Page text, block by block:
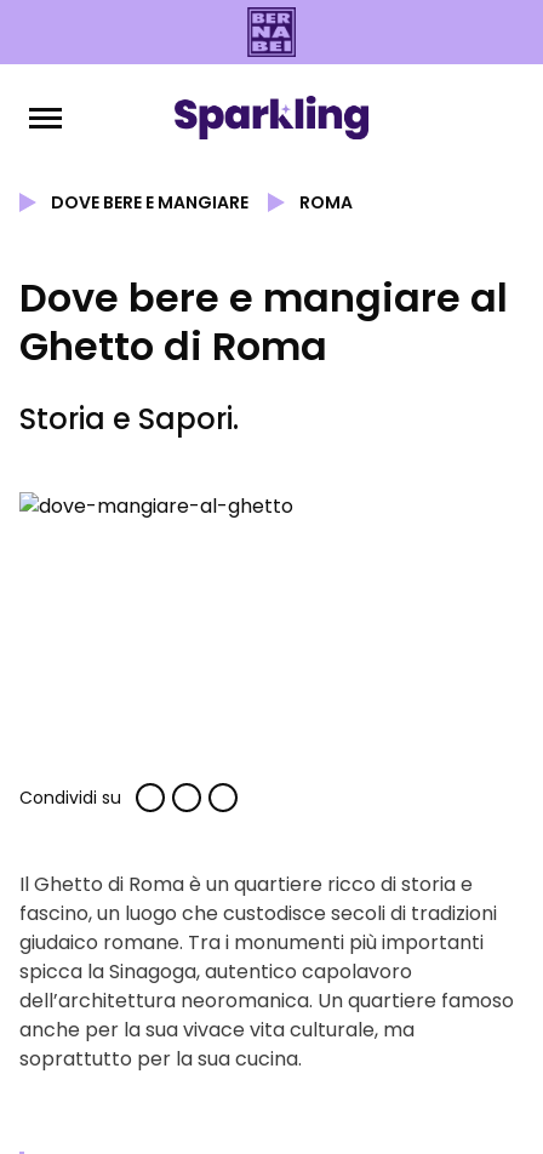
DOVE BERE E MANGIARE ROMA
Dove bere e mangiare al
Ghetto di Roma
Storia e Sapori.
Condividi su
Il Ghetto di Roma è un quartiere ricco di storia e
fascino, un luogo che custodisce secoli di tradizioni
giudaico romane. Tra i monumenti più importanti
spicca la Sinagoga, autentico capolavoro
dell’architettura neoromanica. Un quartiere famoso
anche per la sua vivace vita culturale, ma
soprattutto per la sua cucina.